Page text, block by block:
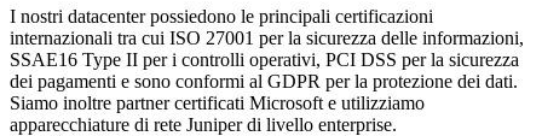
I nostri datacenter possiedono le principali certificazioni
internazionali tra cui ISO 27001 per la sicurezza delle informazioni,
SSAE16 Type II per i controlli operativi, PCI DSS per la sicurezza
dei pagamenti e sono conformi al GDPR per la protezione dei dati.
Siamo inoltre partner certificati Microsoft e utilizziamo
apparecchiature di rete Juniper di livello enterprise.